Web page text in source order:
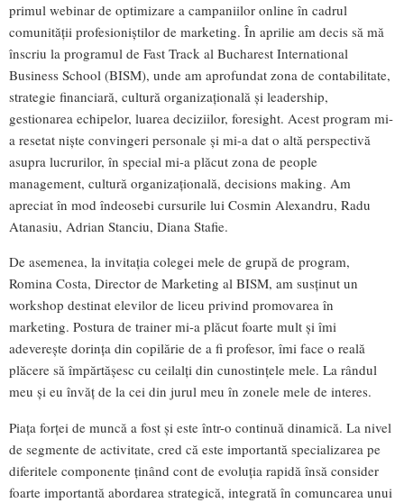
primul webinar de optimizare a campaniilor online în cadrul
comunității profesioniștilor de marketing. În aprilie am decis să mă
înscriu la programul de Fast Track al Bucharest International
Business School (BISM), unde am aprofundat zona de contabilitate,
strategie financiară, cultură organizațională și leadership,
gestionarea echipelor, luarea deciziilor, foresight. Acest program mi-
a resetat niște convingeri personale și mi-a dat o altă perspectivă
asupra lucrurilor, în special mi-a plăcut zona de people
management, cultură organizațională, decisions making. Am
apreciat în mod îndeosebi cursurile lui Cosmin Alexandru, Radu
Atanasiu, Adrian Stanciu, Diana Stafie.
De asemenea, la invitația colegei mele de grupă de program,
Romina Costa, Director de Marketing al BISM, am susținut un
workshop destinat elevilor de liceu privind promovarea în
marketing. Postura de trainer mi-a plăcut foarte mult și îmi
adeverește dorința din copilărie de a fi profesor, îmi face o reală
plăcere să împărtășesc cu ceilalți din cunostințele mele. La rândul
meu și eu învăț de la cei din jurul meu în zonele mele de interes.
Piața forței de muncă a fost și este într-o continuă dinamică. La nivel
de segmente de activitate, cred că este importantă specializarea pe
diferitele componente ținând cont de evoluția rapidă însă consider
foarte importantă abordarea strategică, integrată în comuncarea unui